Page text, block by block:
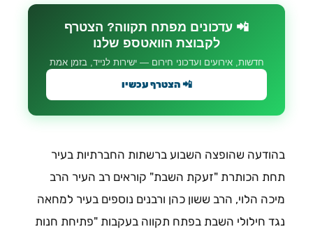
📲 עדכונים מפתח תקווה? הצטרף
לקבוצת הוואטספ שלנו
חדשות, אירועים ועדכוני חירום — ישירות לנייד, בזמן אמת
📲 הצטרף עכשיו
בהודעה שהופצה השבוע ברשתות החברתיות בעיר
תחת הכותרת "זעקת השבת" קוראים רב העיר הרב
מיכה הלוי, הרב ששון כהן ורבנים נוספים בעיר למחאה
נגד חילולי השבת בפתח תקווה בעקבות "פתיחת חנות